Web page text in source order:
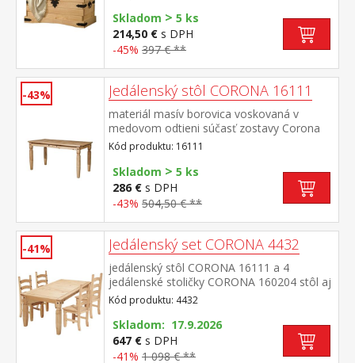
Skladom > 5 ks
214,50 € s DPH
-45% 397 € **
-43% Jedálenský stôl CORONA 16111
materiál masív borovica voskovaná v
medovom odtieni súčasť zostavy Corona
Kód produktu: 16111
Skladom > 5 ks
286 € s DPH
-43% 504,50 € **
-41% Jedálenský set CORONA 4432
jedálenský stôl CORONA 16111 a 4
jedálenské stoličky CORONA 160204 stôl aj
stolička materiál masív borovica voskovaná
v medovom odtieni výška sedu stoličky 46
cm rozmer stola (š/h/v) 92 × 152 × 76 cm
rozmer stoličky (š/h/v) 45 × 50 × 107
cm súčasť zostavy Corona
Kód produktu: 4432
Skladom: 17.9.2026
647 € s DPH
-41% 1 098 € **